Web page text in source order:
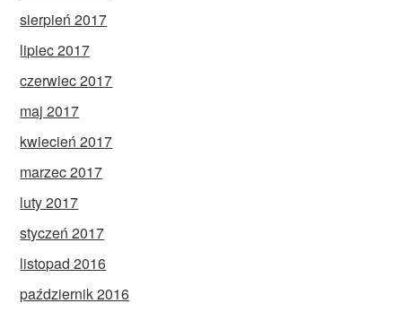
sierpień 2017
lipiec 2017
czerwiec 2017
maj 2017
kwiecień 2017
marzec 2017
luty 2017
styczeń 2017
listopad 2016
październik 2016